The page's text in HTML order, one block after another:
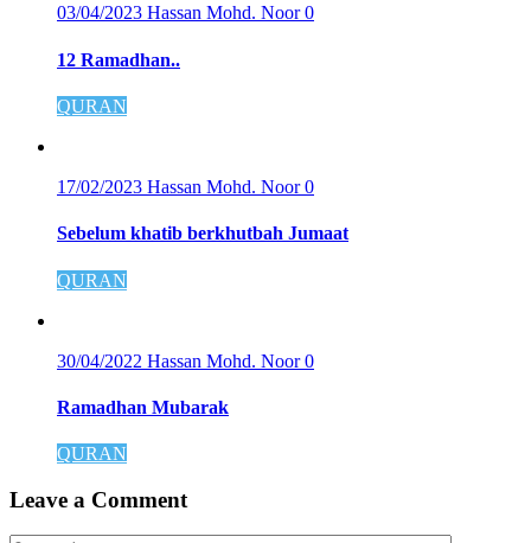
03/04/2023 Hassan Mohd. Noor0
12 Ramadhan..
QURAN
17/02/2023 Hassan Mohd. Noor0
Sebelum khatib berkhutbah Jumaat
QURAN
30/04/2022 Hassan Mohd. Noor0
Ramadhan Mubarak
QURAN
Leave a Comment